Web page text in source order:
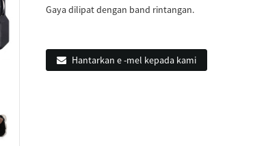
Gaya dilipat dengan band rintangan.
Hantarkan e -mel kepada kami